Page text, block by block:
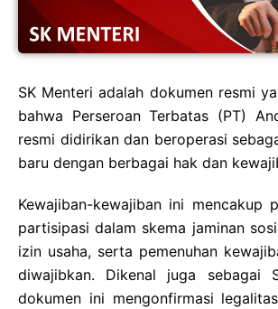
SK Menteri adalah dokumen resmi
bahwa Perseroan Terbatas (PT)
resmi didirikan dan beroperasi
baru dengan berbagai hak dan
Kewajiban-kewajiban ini mencakup
partisipasi dalam skema jaminan
izin usaha, serta pemenuhan
diwajibkan. Dikenal juga sebagai
dokumen ini mengonfirmasi